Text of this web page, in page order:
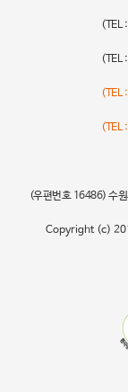
(TEL
(TEL
(우편번호 16486) 수
Copyright (c)